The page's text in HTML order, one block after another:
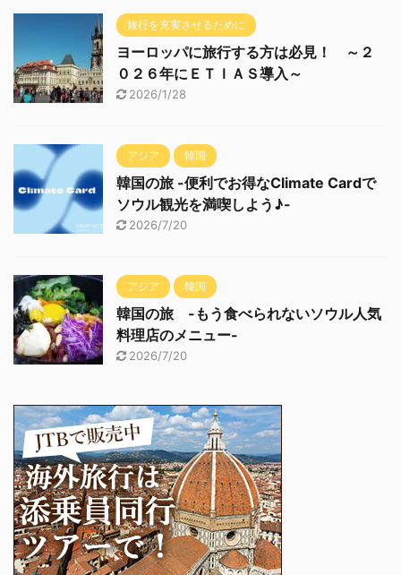
旅行を充実させるために
ヨーロッパに旅行する方は必見！ ～２
０２６年にＥＴＩＡＳ導入～
2026/1/28
アジア 韓国
韓国の旅 -便利でお得なClimate Cardで
ソウル観光を満喫しよう♪-
2026/7/20
アジア 韓国
韓国の旅 -もう食べられないソウル人気
料理店のメニュー-
2026/7/20